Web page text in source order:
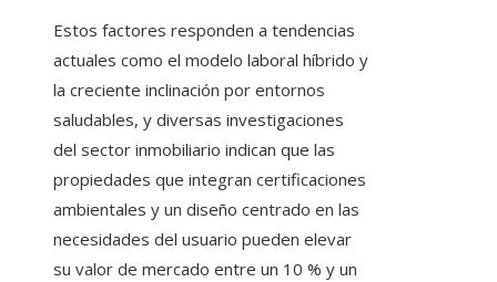
Estos factores responden a tendencias
actuales como el modelo laboral híbrido y
la creciente inclinación por entornos
saludables, y diversas investigaciones
del sector inmobiliario indican que las
propiedades que integran certificaciones
ambientales y un diseño centrado en las
necesidades del usuario pueden elevar
su valor de mercado entre un 10 % y un